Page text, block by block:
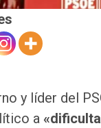
y líder del
a